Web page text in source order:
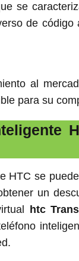
se
de
al
para su
HTC se
un
htc